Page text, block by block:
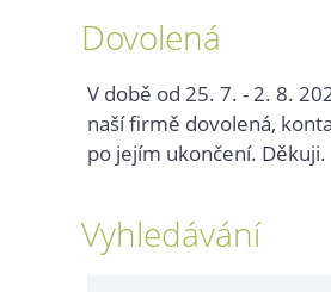
Dovolená
V době od 25. 7. - 2. 8.
naší firmě dovolená,
po jejím ukončení. Děkuji.
Vyhledávání